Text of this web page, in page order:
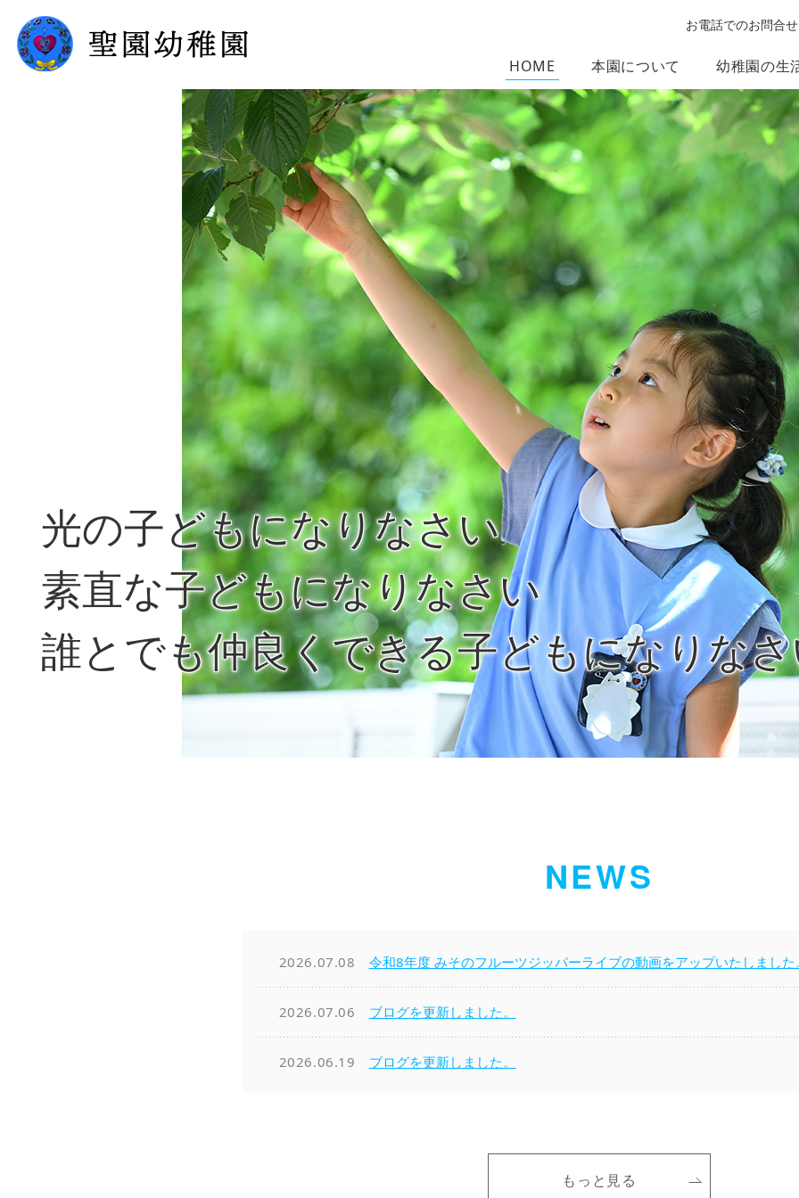
光の子どもになりなさい
素直な子どもになりなさい
誰とでも仲良くできる子どもになりな
NEWS
2026.07.08 令和8年度 みそのフルーツジッパーライブの動画をアップいたしました
2026.07.06 ブログを更新しました。
2026.06.19 ブログを更新しました。
もっと見る
お電話でのお問合せ
HOME 本園について 幼稚園の生